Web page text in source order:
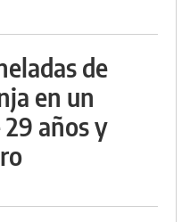
de
en un
29 años y